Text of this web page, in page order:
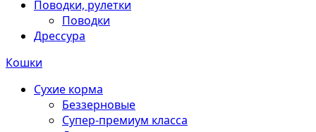
Поводки, рулетки
Поводки
Дрессура
Кошки
Сухие корма
Беззерновые
Супер-премиум класса